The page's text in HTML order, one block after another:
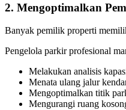
2. Mengoptimalkan
Banyak pemilik properti
Pengelola parkir profesional
Melakukan analisis
Menata ulang jalur
Mengoptimalkan titik
Mengurangi ruang